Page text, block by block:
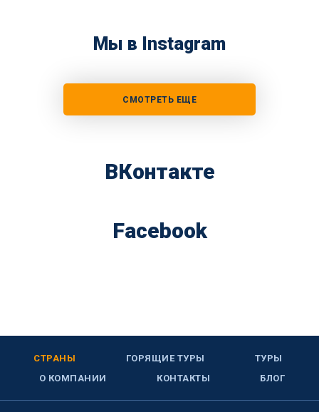
Мы в Instagram
СМОТРЕТЬ ЕЩЕ
ВКонтакте
Facebook
СТРАНЫ ГОРЯЩИЕ ТУРЫ
ТУРЫ
О КОМПАНИИ
КОНТАКТЫ БЛОГ